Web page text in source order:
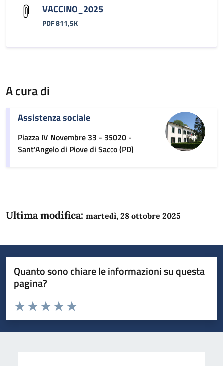
VACCINO_2025
PDF 811,5K
A cura di
Assistenza sociale
Piazza IV Novembre 33 - 35020 -
Sant'Angelo di Piove di Sacco (PD)
Ultima modifica: martedì, 28 ottobre 2025
Quanto sono chiare le informazioni su questa
pagina?
Domanda
Valuta da 1 a 5 stelle la pagina
Valuta 5 stelle su 5
Valuta 4 stelle su 5
Valuta 3 stelle su 5
Valuta 2 stelle su 5
Valuta 1 stelle su 5